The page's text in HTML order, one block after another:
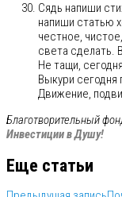
Сядь напиши
напиши статью
честное,
света сделать.
Не тащи,
Выкури сегодня
Движение,
Благотворительный
Инвестиции в Душу!
Еще статьи